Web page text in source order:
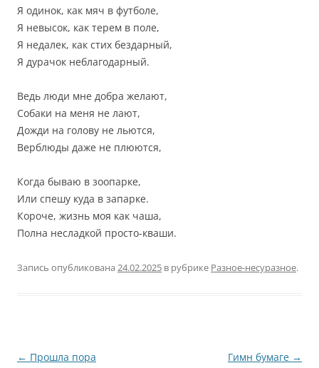
Я одинок, как мяч в футболе,
Я невысок, как терем в поле,
Я недалек, как стих бездарный,
Я дурачок неблагодарный.
Ведь люди мне добра желают,
Собаки на меня не лают,
Дожди на голову не льются,
Верблюды даже не плюются,
Когда бываю в зоопарке,
Или спешу куда в запарке.
Короче, жизнь моя как чаша,
Полна несладкой просто-кваши.
Запись опубликована 24.02.2025 в рубрике Разное-несуразное.
Навигация
← Прошла пора Гимн бумаге →